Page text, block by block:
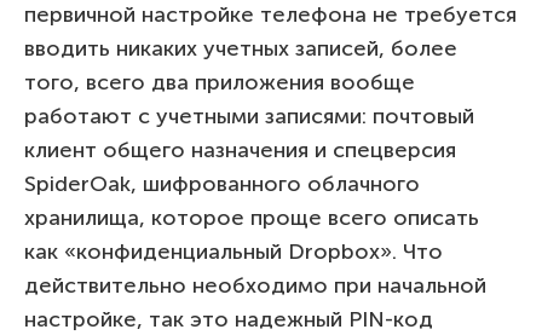
первичной настройке телефона не требуется
вводить никаких учетных записей, более
того, всего два приложения вообще
работают с учетными записями: почтовый
клиент общего назначения и спецверсия
SpiderOak, шифрованного облачного
хранилища, которое проще всего описать
как «конфиденциальный Dropbox». Что
действительно необходимо при начальной
настройке, так это надежный PIN-код